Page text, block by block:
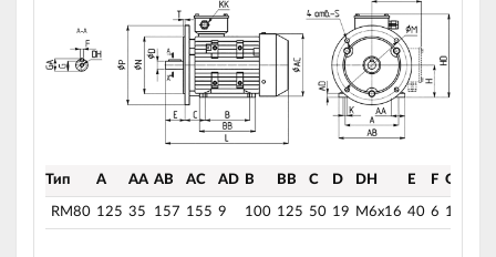
Тип A AA AB AC AD B BB C D DH E F G
RM80 125 35 157 155 9 100 125 50 19 M6x16 40 6 15,5